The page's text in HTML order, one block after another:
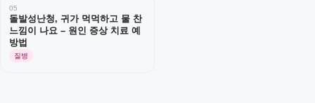
05
돌발성난청, 귀가 먹먹하고 물 찬
느낌이 나요 – 원인 증상 치료 예
방법
질병